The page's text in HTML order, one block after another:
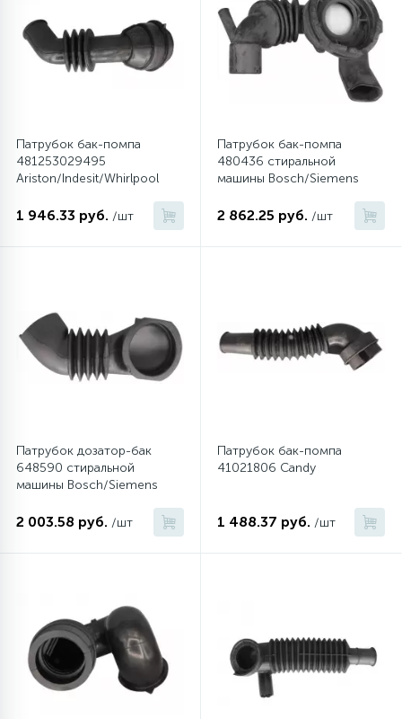
Патрубок бак-помпа
481253029495
Ariston/Indesit/Whirlpool
1 946.33 руб. /шт
Патрубок бак-помпа
480436 стиральной
машины Bosch/Siemens
2 862.25 руб. /шт
Патрубок дозатор-бак
648590 стиральной
машины Bosch/Siemens
2 003.58 руб. /шт
Патрубок бак-помпа
41021806 Candy
1 488.37 руб. /шт